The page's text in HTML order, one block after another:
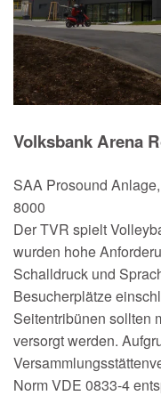
Volksbank Arena
SAA Prosound
8000
Der TVR spielt
wurden hohe
Schalldruck und
Besucherplätze
Seitentribünen sollten
versorgt werden.
Norm VDE 0833-4